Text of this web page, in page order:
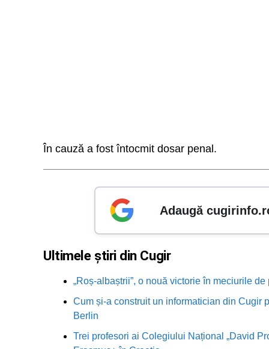
În cauză a fost întocmit dosar penal.
Adaugă
Ultimele știri din Cugir
„Roș-albaștrii”, o nouă victorie în meciurile
Cum și-a construit un informatician din Cugir
Berlin
Trei profesori ai Colegiului Național „David